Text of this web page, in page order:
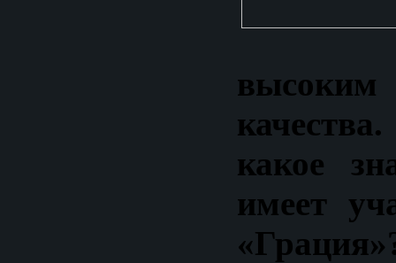
какое
имеет